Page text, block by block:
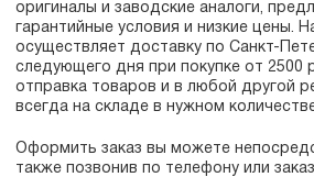
оригиналы и заводские аналоги,
гарантийные условия и низкие цены.
осуществляет доставку по Санкт-
следующего дня при покупке от 2500
отправка товаров и в любой другой
всегда на складе в нужном
Оформить заказ вы можете
также позвонив по телефону или